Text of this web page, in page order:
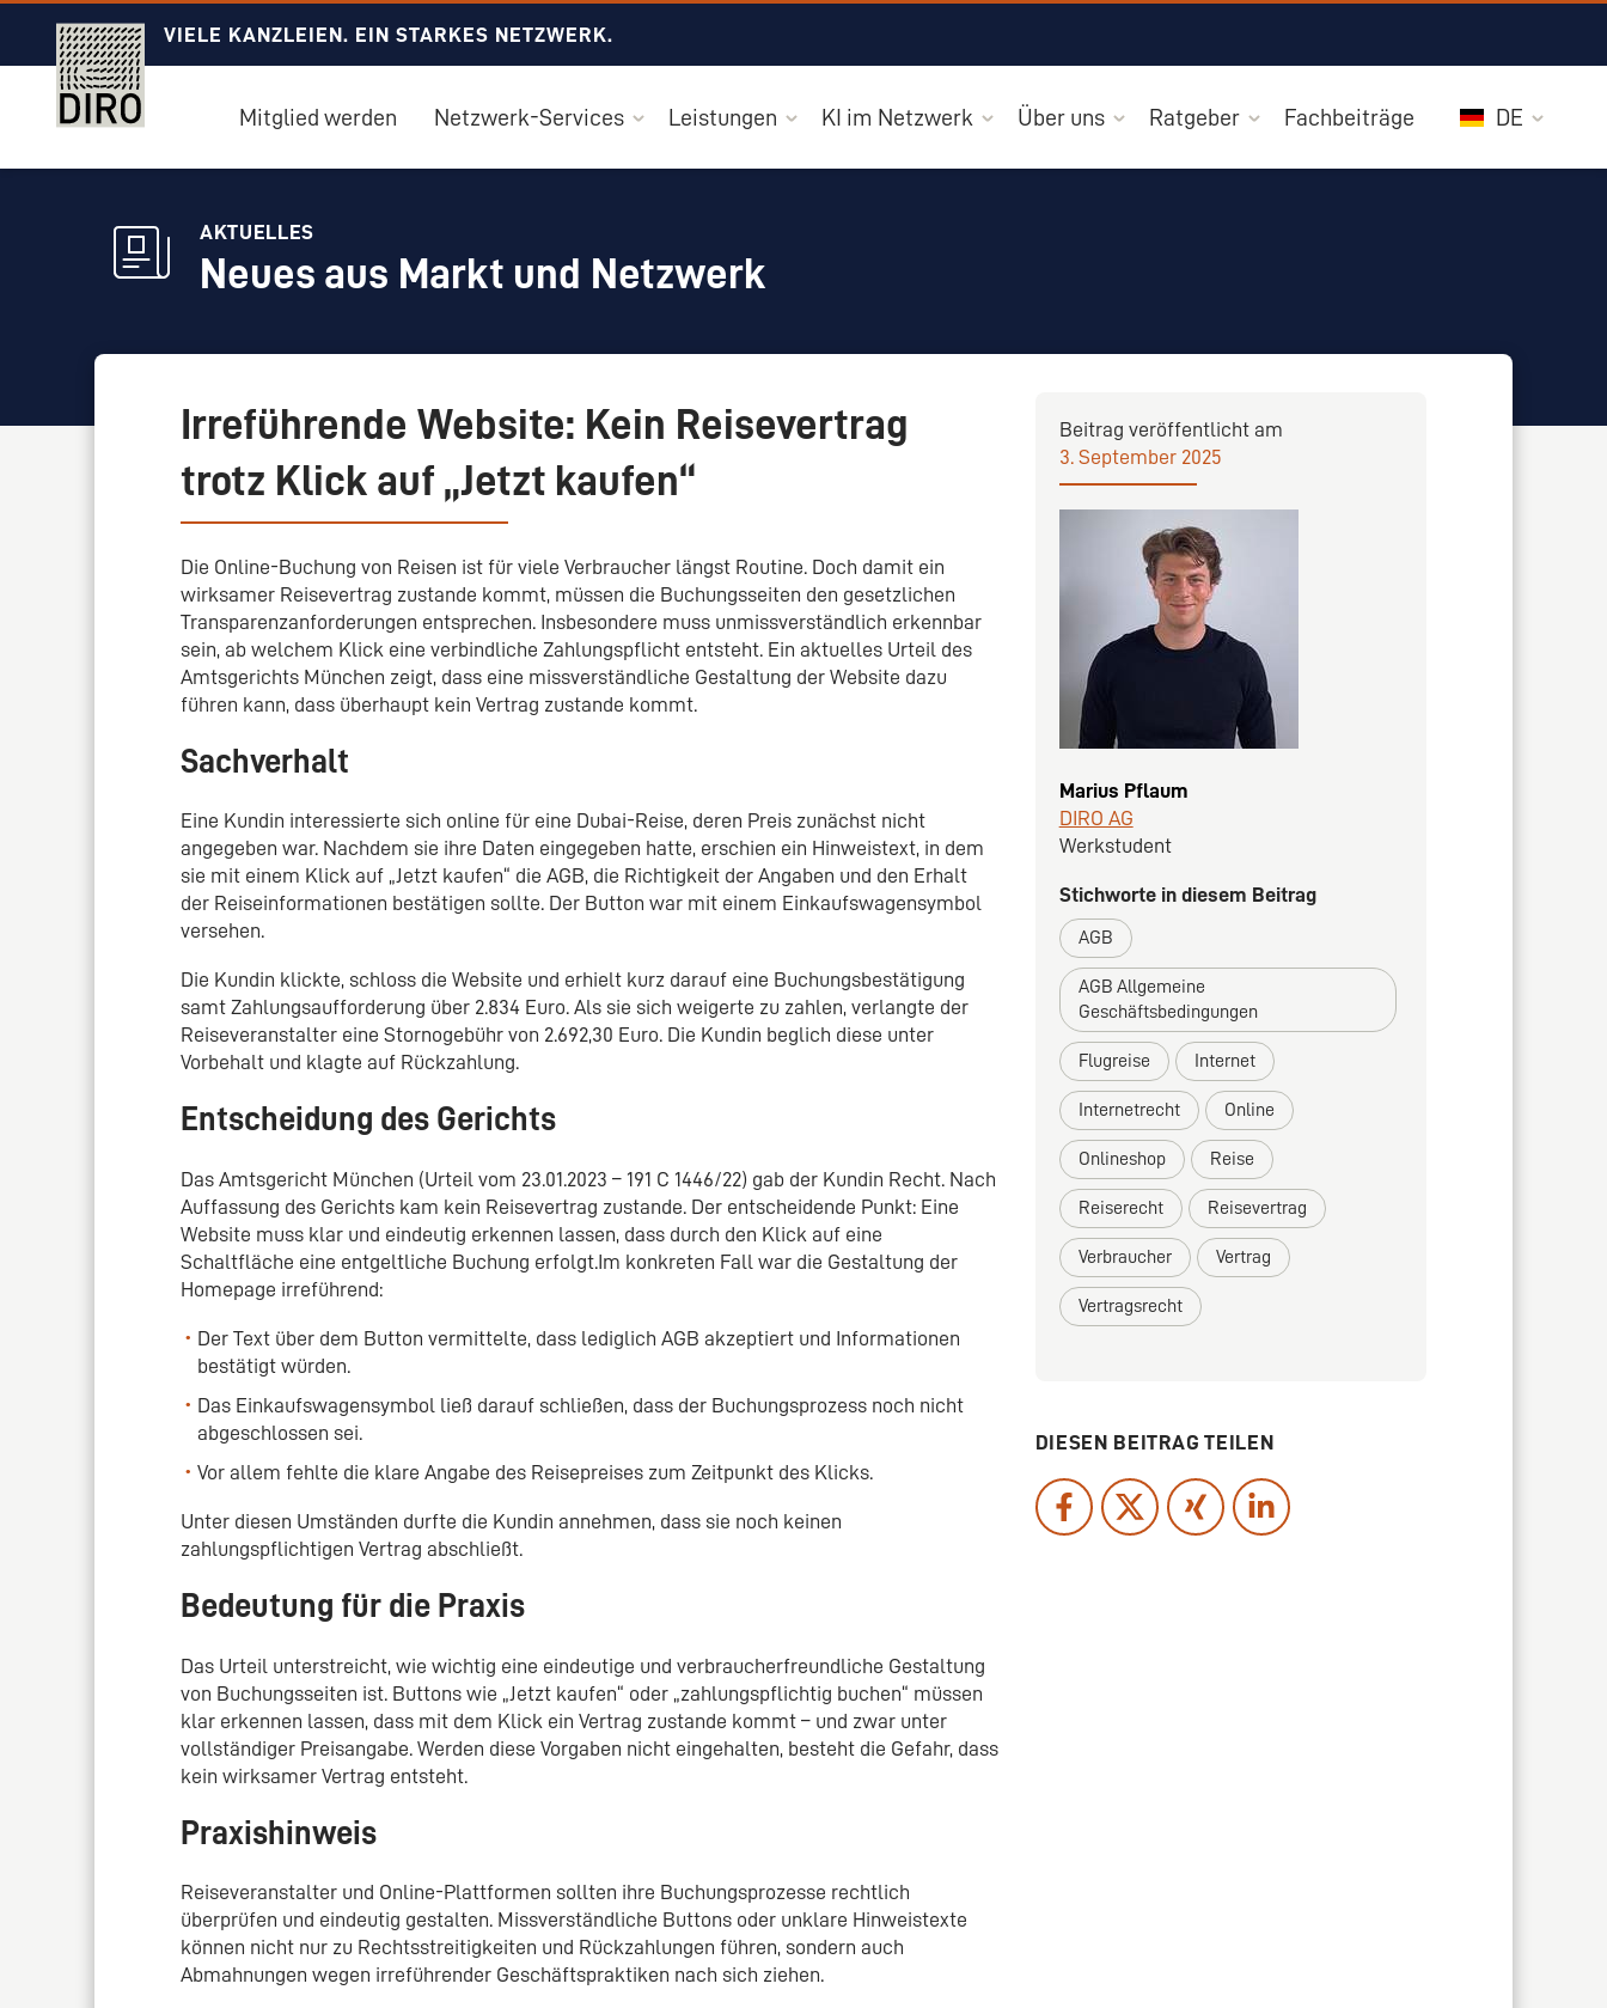
VIELE KANZLEIEN. EIN STARKES NETZWERK.
Mitglied werden Netzwerk-Services Leistungen KI im Netzwerk Über uns Ratgeber Fachbeiträge DE
AKTUELLES
Neues aus Markt und Netzwerk
Irreführende Website: Kein Reisevertrag
trotz Klick auf „Jetzt kaufen“
Die Online-Buchung von Reisen ist für viele Verbraucher längst Routine. Doch damit ein
wirksamer Reisevertrag zustande kommt, müssen die Buchungsseiten den gesetzlichen
Transparenzanforderungen entsprechen. Insbesondere muss unmissverständlich erkennbar
sein, ab welchem Klick eine verbindliche Zahlungspflicht entsteht. Ein aktuelles Urteil des
Amtsgerichts München zeigt, dass eine missverständliche Gestaltung der Website dazu
führen kann, dass überhaupt kein Vertrag zustande kommt.
Sachverhalt
Eine Kundin interessierte sich online für eine Dubai-Reise, deren Preis zunächst nicht
angegeben war. Nachdem sie ihre Daten eingegeben hatte, erschien ein Hinweistext, in dem
sie mit einem Klick auf „Jetzt kaufen“ die AGB, die Richtigkeit der Angaben und den Erhalt
der Reiseinformationen bestätigen sollte. Der Button war mit einem Einkaufswagensymbol
versehen.
Die Kundin klickte, schloss die Website und erhielt kurz darauf eine Buchungsbestätigung
samt Zahlungsaufforderung über 2.834 Euro. Als sie sich weigerte zu zahlen, verlangte der
Reiseveranstalter eine Stornogebühr von 2.692,30 Euro. Die Kundin beglich diese unter
Vorbehalt und klagte auf Rückzahlung.
Entscheidung des Gerichts
Das Amtsgericht München (Urteil vom 23.01.2023 – 191 C 1446/22) gab der Kundin Recht. Nach
Auffassung des Gerichts kam kein Reisevertrag zustande. Der entscheidende Punkt: Eine
Website muss klar und eindeutig erkennen lassen, dass durch den Klick auf eine
Schaltfläche eine entgeltliche Buchung erfolgt.Im konkreten Fall war die Gestaltung der
Homepage irreführend:
Der Text über dem Button vermittelte, dass lediglich AGB akzeptiert und Informationen
bestätigt würden.
Das Einkaufswagensymbol ließ darauf schließen, dass der Buchungsprozess noch nicht
abgeschlossen sei.
Vor allem fehlte die klare Angabe des Reisepreises zum Zeitpunkt des Klicks.
Unter diesen Umständen durfte die Kundin annehmen, dass sie noch keinen
zahlungspflichtigen Vertrag abschließt.
Bedeutung für die Praxis
Das Urteil unterstreicht, wie wichtig eine eindeutige und verbraucherfreundliche Gestaltung
von Buchungsseiten ist. Buttons wie „Jetzt kaufen“ oder „zahlungspflichtig buchen“ müssen
klar erkennen lassen, dass mit dem Klick ein Vertrag zustande kommt – und zwar unter
vollständiger Preisangabe. Werden diese Vorgaben nicht eingehalten, besteht die Gefahr, dass
kein wirksamer Vertrag entsteht.
Praxishinweis
Reiseveranstalter und Online-Plattformen sollten ihre Buchungsprozesse rechtlich
überprüfen und eindeutig gestalten. Missverständliche Buttons oder unklare Hinweistexte
können nicht nur zu Rechtsstreitigkeiten und Rückzahlungen führen, sondern auch
Abmahnungen wegen irreführender Geschäftspraktiken nach sich ziehen.
Beitrag veröffentlicht am
3. September 2025
Marius Pflaum
DIRO AG
Werkstudent
Stichworte in diesem Beitrag
AGB
AGB Allgemeine
Geschäftsbedingungen
Flugreise Internet
Internetrecht Online
Onlineshop Reise
Reiserecht Reisevertrag
Verbraucher Vertrag
Vertragsrecht
DIESEN BEITRAG TEILEN